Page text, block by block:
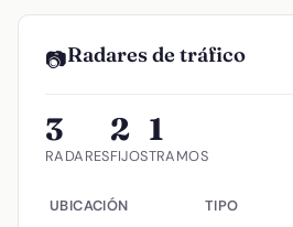
📷Radares de tráfico
3
RADARES
2
FIJOS
1
TRAMOS
UBICACIÓN TIPO